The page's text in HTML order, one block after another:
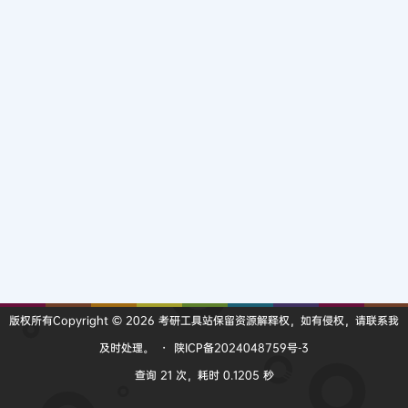
版权所有Copyright © 2026 考研工具站保留资源解释权，如有侵权，请联系我
及时处理。
・
陕ICP备2024048759号-3
查询 21 次，耗时 0.1205 秒